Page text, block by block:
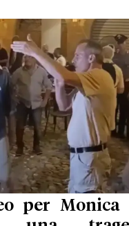
per Monica